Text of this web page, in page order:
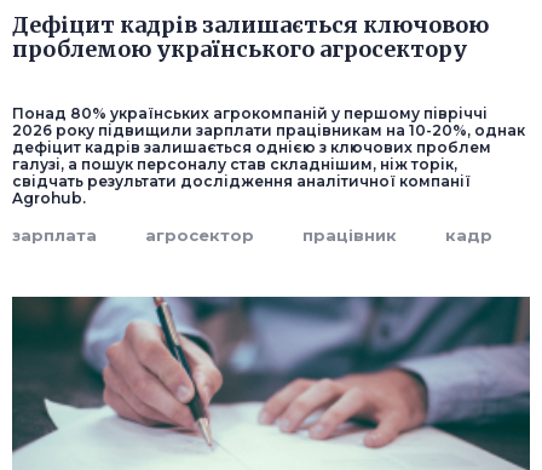
Дефіцит кадрів залишається ключовою
проблемою українського агросектору
Понад 80% українських агрокомпаній у першому півріччі
2026 року підвищили зарплати працівникам на 10-20%, однак
дефіцит кадрів залишається однією з ключових проблем
галузі, а пошук персоналу став складнішим, ніж торік,
свідчать результати дослідження аналітичної компанії
Agrohub.
зарплата агросектор працівник кадр